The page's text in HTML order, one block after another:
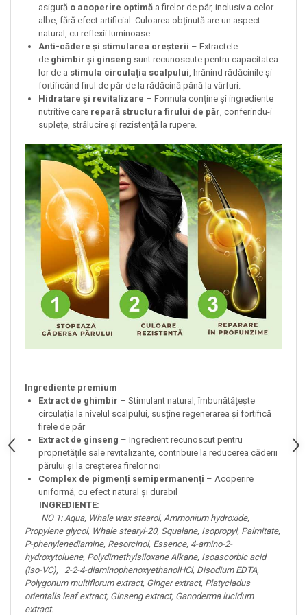
asigură o acoperire optimă a firelor de păr, inclusiv a celor
albe, fără efect artificial. Culoarea obținută are un aspect
natural, cu reflexii luminoase.
Anti-cădere și stimularea creșterii – Extractele
de ghimbir și ginseng sunt recunoscute pentru capacitatea
lor de a stimula circulația scalpului , hrănind rădăcinile și
fortificând firul de păr de la rădăcină până la vârfuri.
Hidratare și revitalizare – Formula conține și ingrediente
nutritive care repară structura firului de păr , conferindu-i
suplețe, strălucire și rezistență la rupere.
Ingrediente premium
Extract de ghimbir – Stimulant natural, îmbunătățește
circulația la nivelul scalpului, susține regenerarea și fortifică
firele de păr
Extract de ginseng – Ingredient recunoscut pentru
proprietățile sale revitalizante, contribuie la reducerea căderii
părului și la creșterea firelor noi
Complex de pigmenți semipermanenți – Acoperire
uniformă, cu efect natural și durabil
INGREDIENTE:
NO 1: Aqua, Whale wax stearol, Ammonium hydroxide,
Propylene glycol, Whale stearyl-20, Squalane, Isopropyl, Palmitate,
P-phenylenediamine, Resorcinol, Essence, 4-amino-2-
hydroxytoluene, Polydimethylsiloxane Alkane, Isoascorbic acid
(iso-VC), 2-2-4-diaminophenoxyethanolHCl, Disodium EDTA,
Polygonum multiflorum extract, Ginger extract, Platycladus
orientalis leaf extract, Ginseng extract, Ganoderma lucidum
extract.